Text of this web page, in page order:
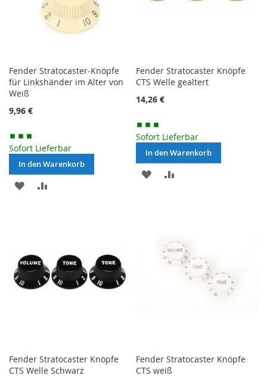
Fender Stratocaster-Knöpfe
für Linkshänder im Alter von
Weiß
9,96 €
Sofort Lieferbar
In den Warenkorb
MERKEN
Fender Stratocaster Knöpfe
CTS Welle gealtert
14,26 €
Sofort Lieferbar
In den Warenkorb
MERKEN
Fender Stratocaster Knöpfe
CTS Welle Schwarz
Fender Stratocaster Knöpfe
CTS weiß